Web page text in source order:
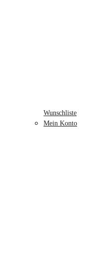
Wunschliste
Mein Konto